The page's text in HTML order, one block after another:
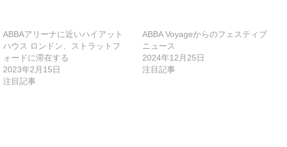
ABBAアリーナに近いハイアット
ハウス ロンドン、ストラットフ
ォードに滞在する
2023年2月15日
注目記事
ABBA Voyageからのフェスティブ
ニュース
2024年12月25日
注目記事